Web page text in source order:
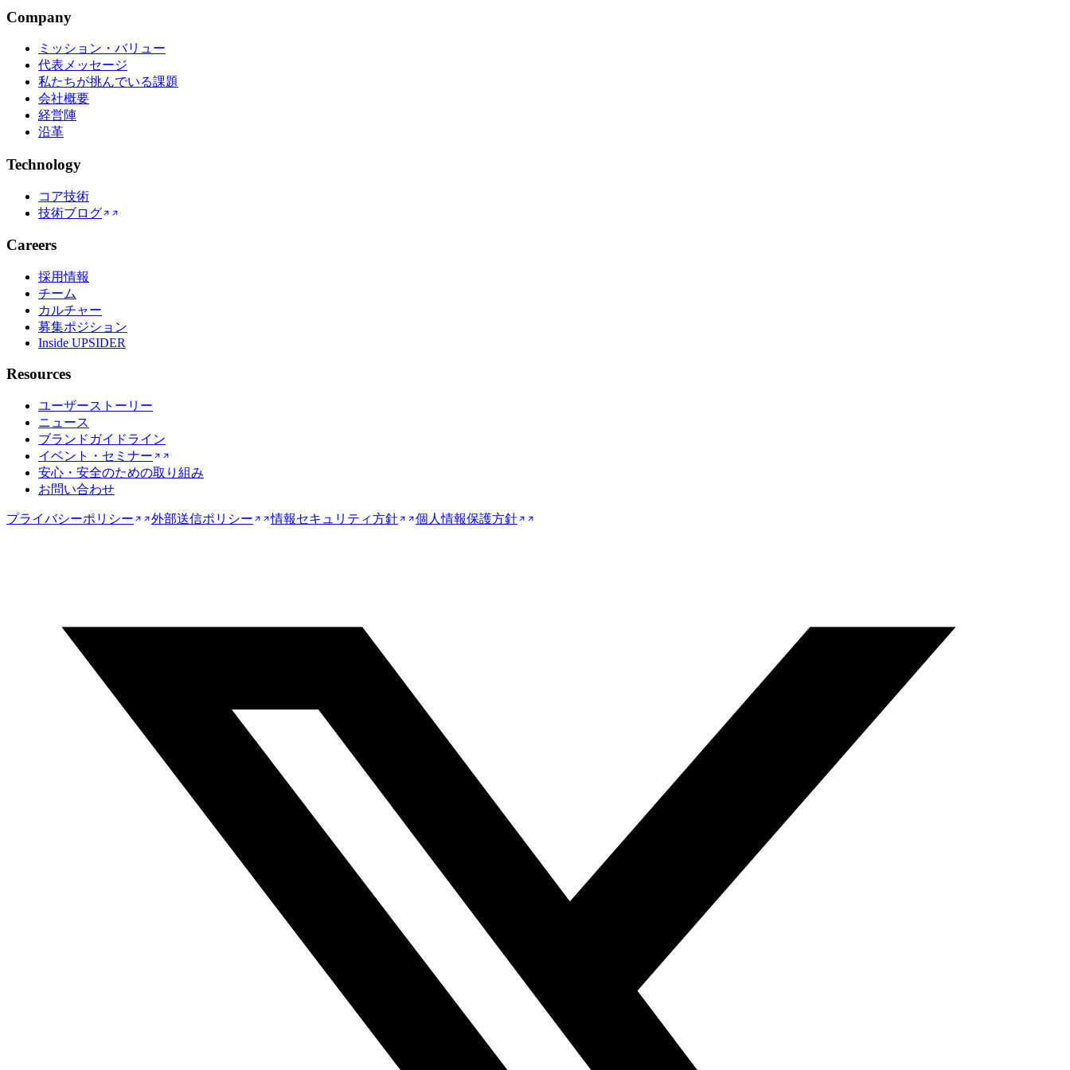
Company
ミッション・バリュー
代表メッセージ
私たちが挑んでいる課題
会社概要
経営陣
沿革
Technology
コア技術
技術ブログ
Careers
採用情報
チーム
カルチャー
募集ポジション
Inside UPSIDER
Resources
ユーザーストーリー
ニュース
ブランドガイドライン
イベント・セミナー
安心・安全のための取り組み
お問い合わせ
プライバシーポリシー 外部送信ポリシー 情報セキュリティ方針 個人情報保護方針